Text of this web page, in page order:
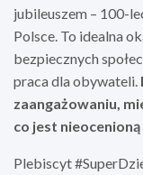
jubileuszem – 100-
Polsce. To idealna
bezpiecznych
praca dla obywateli.
zaangażowaniu,
co jest
Plebiscyt